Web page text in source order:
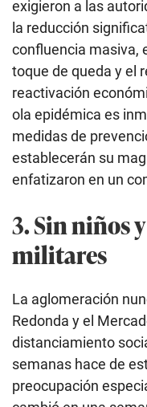
exigieron a las
la reducción
confluencia masiva,
toque de queda y el
reactivación
ola epidémica es
medidas de
establecerán su
enfatizaron en un
3. Sin niños
militares
La aglomeración
Redonda y el
distanciamiento
semanas hace de
preocupación